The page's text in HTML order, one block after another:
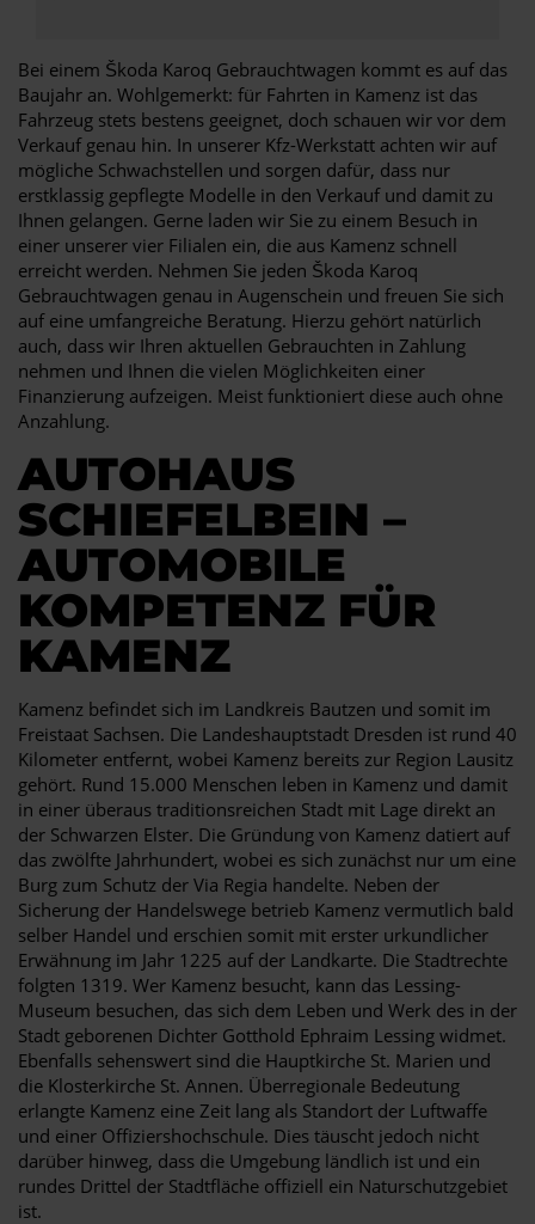
Bei einem Škoda Karoq Gebrauchtwagen kommt es auf das
Baujahr an. Wohlgemerkt: für Fahrten in Kamenz ist das
Fahrzeug stets bestens geeignet, doch schauen wir vor dem
Verkauf genau hin. In unserer Kfz-Werkstatt achten wir auf
mögliche Schwachstellen und sorgen dafür, dass nur
erstklassig gepflegte Modelle in den Verkauf und damit zu
Ihnen gelangen. Gerne laden wir Sie zu einem Besuch in
einer unserer vier Filialen ein, die aus Kamenz schnell
erreicht werden. Nehmen Sie jeden Škoda Karoq
Gebrauchtwagen genau in Augenschein und freuen Sie sich
auf eine umfangreiche Beratung. Hierzu gehört natürlich
auch, dass wir Ihren aktuellen Gebrauchten in Zahlung
nehmen und Ihnen die vielen Möglichkeiten einer
Finanzierung aufzeigen. Meist funktioniert diese auch ohne
Anzahlung.
AUTOHAUS
SCHIEFELBEIN –
AUTOMOBILE
KOMPETENZ FÜR
KAMENZ
Kamenz befindet sich im Landkreis Bautzen und somit im
Freistaat Sachsen. Die Landeshauptstadt Dresden ist rund 40
Kilometer entfernt, wobei Kamenz bereits zur Region Lausitz
gehört. Rund 15.000 Menschen leben in Kamenz und damit
in einer überaus traditionsreichen Stadt mit Lage direkt an
der Schwarzen Elster. Die Gründung von Kamenz datiert auf
das zwölfte Jahrhundert, wobei es sich zunächst nur um eine
Burg zum Schutz der Via Regia handelte. Neben der
Sicherung der Handelswege betrieb Kamenz vermutlich bald
selber Handel und erschien somit mit erster urkundlicher
Erwähnung im Jahr 1225 auf der Landkarte. Die Stadtrechte
folgten 1319. Wer Kamenz besucht, kann das Lessing-
Museum besuchen, das sich dem Leben und Werk des in der
Stadt geborenen Dichter Gotthold Ephraim Lessing widmet.
Ebenfalls sehenswert sind die Hauptkirche St. Marien und
die Klosterkirche St. Annen. Überregionale Bedeutung
erlangte Kamenz eine Zeit lang als Standort der Luftwaffe
und einer Offiziershochschule. Dies täuscht jedoch nicht
darüber hinweg, dass die Umgebung ländlich ist und ein
rundes Drittel der Stadtfläche offiziell ein Naturschutzgebiet
ist.